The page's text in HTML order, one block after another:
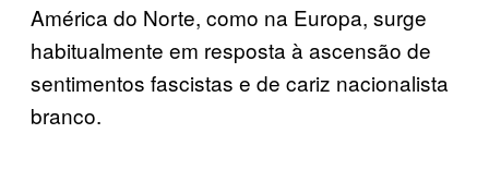
América do Norte, como na Europa, surge
habitualmente em resposta à ascensão de
sentimentos fascistas e de cariz nacionalista
branco.